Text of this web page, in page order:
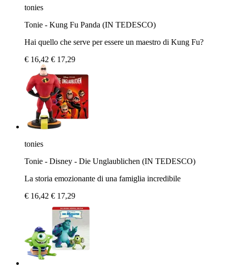
tonies
Tonie - Kung Fu Panda (IN TEDESCO)
Hai quello che serve per essere un maestro di Kung Fu?
€ 16,42 € 17,29
tonies
Tonie - Disney - Die Unglaublichen (IN TEDESCO)
La storia emozionante di una famiglia incredibile
€ 16,42 € 17,29